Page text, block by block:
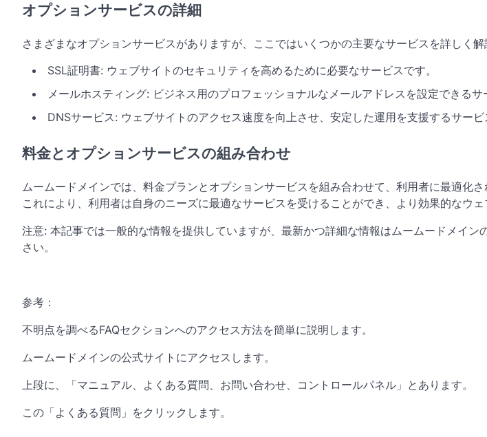
オプションサービスの詳細
さまざまなオプションサービスがありますが、ここではいくつかの主要なサービスを詳しく解
SSL証明書: ウェブサイトのセキュリティを高めるために必要なサービスです。
メールホスティング: ビジネス用のプロフェッショナルなメールアドレスを設定できるサ
DNSサービス: ウェブサイトのアクセス速度を向上させ、安定した運用を支援するサービ
料金とオプションサービスの組み合わせ
ムームードメインでは、料金プランとオプションサービスを組み合わせて、利用者に最適化さ
これにより、利用者は自身のニーズに最適なサービスを受けることができ、より効果的なウェ
注意: 本記事では一般的な情報を提供していますが、最新かつ詳細な情報はムームードメイン
さい。
参考：
不明点を調べるFAQセクションへのアクセス方法を簡単に説明します。
ムームードメインの公式サイトにアクセスします。
上段に、「マニュアル、よくある質問、お問い合わせ、コントロールパネル」とあります。
この「よくある質問」をクリックします。